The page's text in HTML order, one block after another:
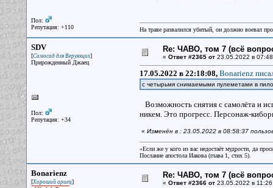
Пол:
Репутация: +110
На траве развалился убитый, он должно воевал
SDV
[Самосад для Верующих]
Прирожденный Джаец
Пол:
Репутация: +34
Re: ЧАВО, том 7 (всё
« Ответ #2365 от23.05.2022 в
17.05.2022 в 22:18:08, Bonarienz
с четырьмя снимаемыми пулеметами в
Возможность снятия с самолёта и
никем. Это прогресс. Персонаж-
« Изменён в : 23.05.2022 в 08:58:37
«Если же у кого из вас недостаёт мудрости, да
Послание апостола Иакова (глава 1, стих 5).
Bonarienz
[Хороший ариец]
Re: ЧАВО, том 7 (всё
« Ответ #2366 от23.05.2022 в